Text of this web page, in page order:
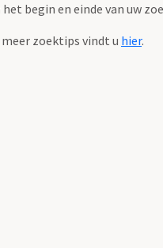
het begin en einde van uw
zoektips vindt u hier.